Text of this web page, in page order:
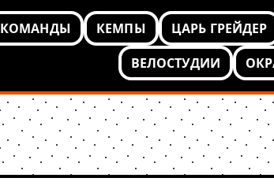
КОМАНДЫ КЕМПЫ ЦАРЬ ГРЕЙДЕР
ВЕЛОСТУДИИ